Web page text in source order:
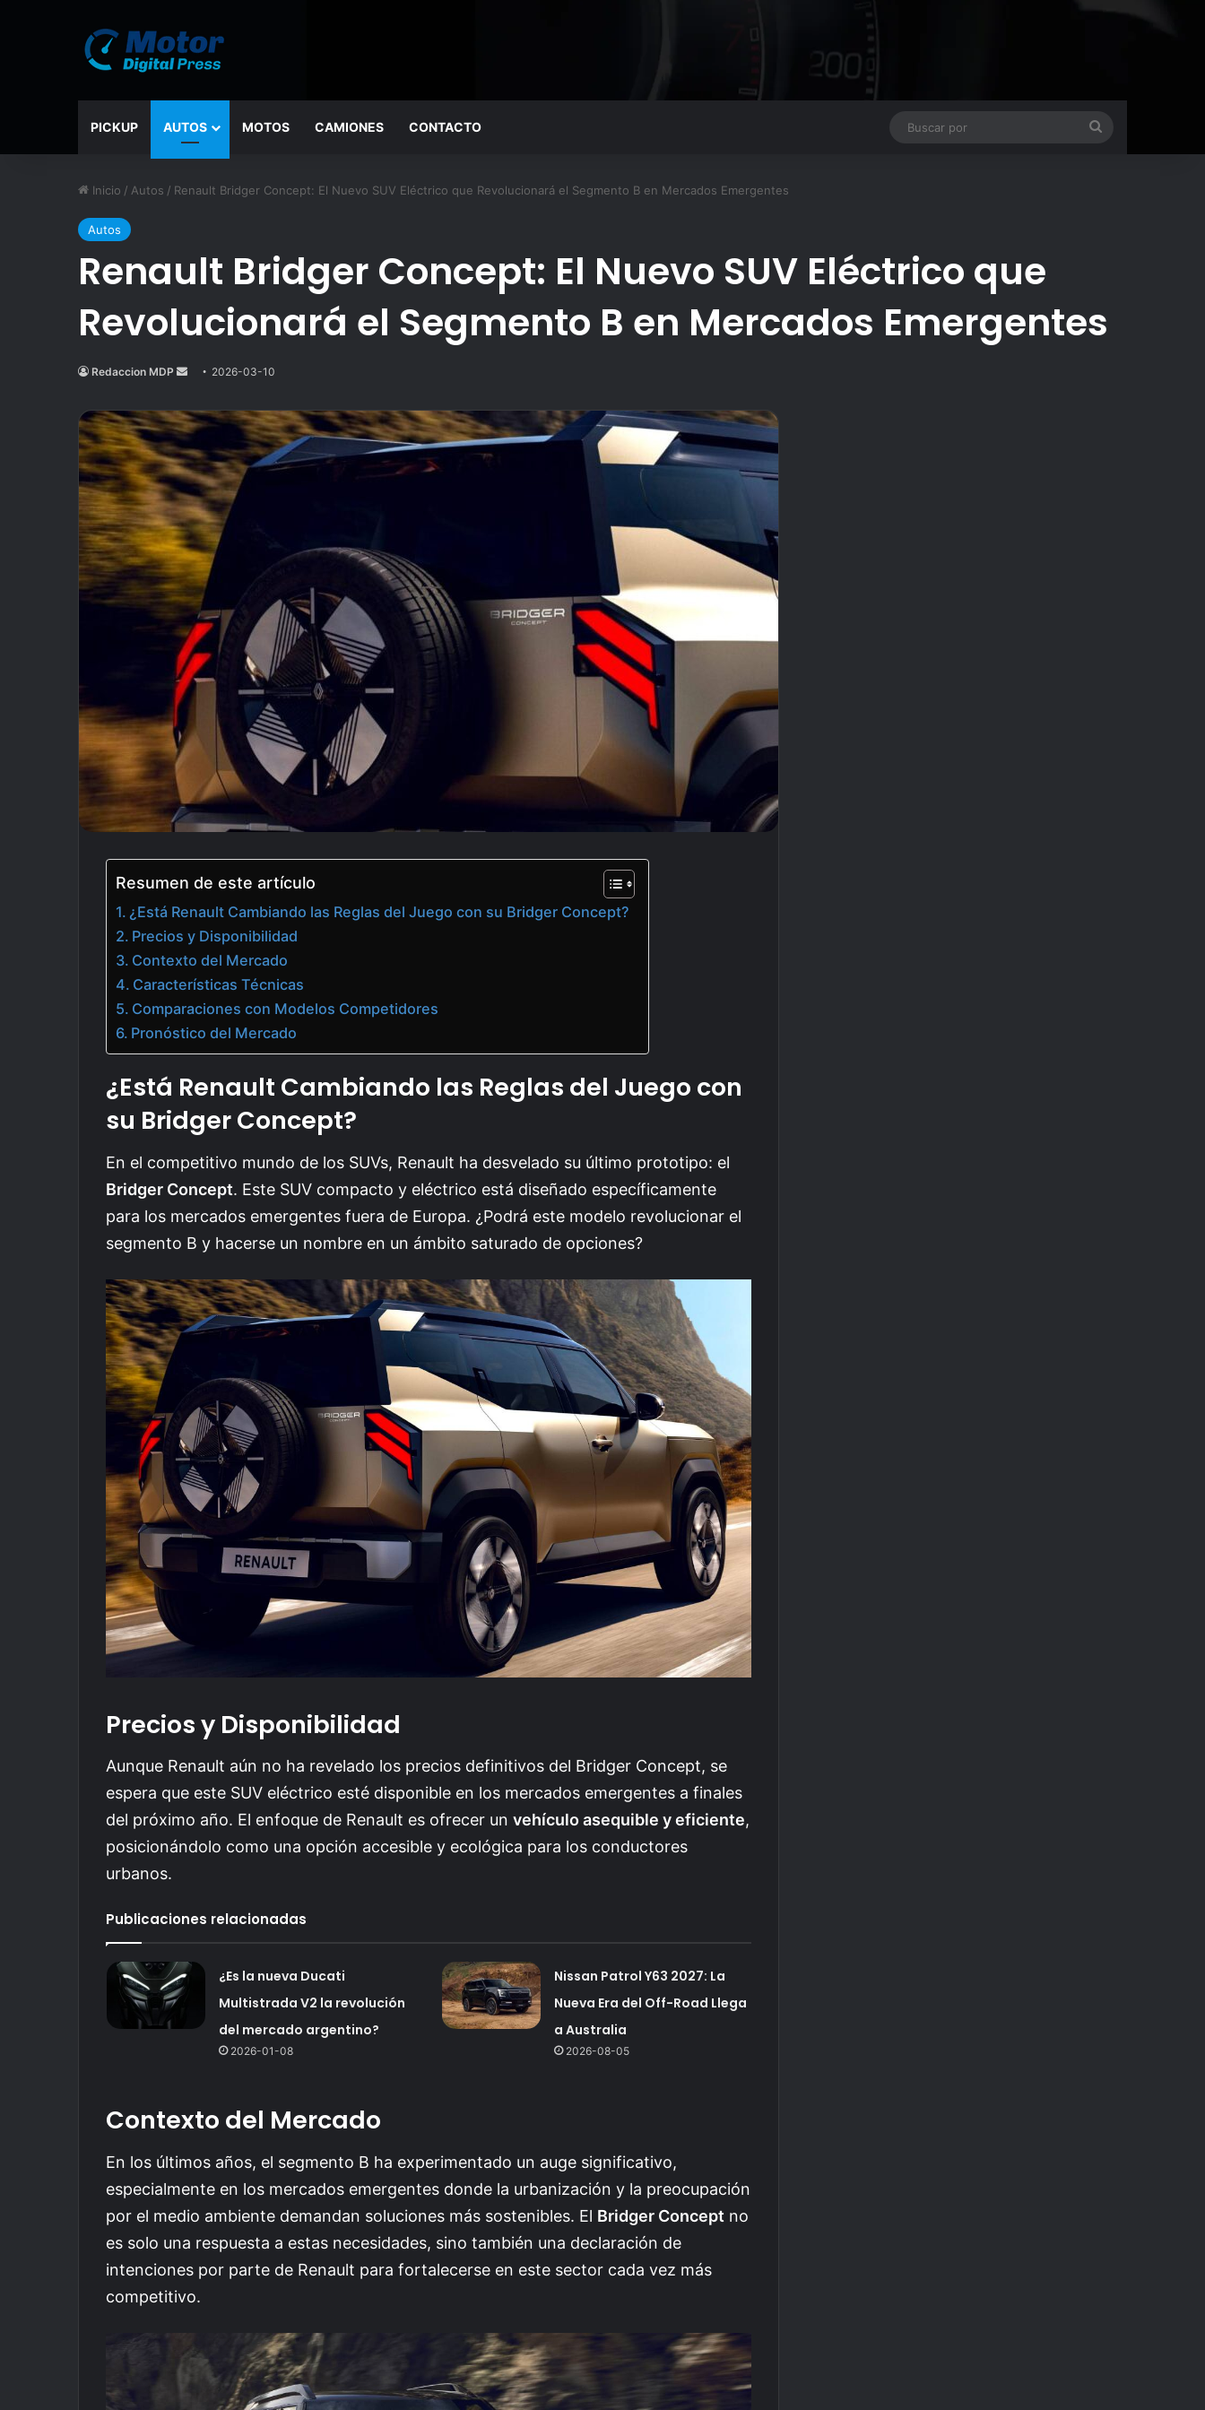
PICKUP AUTOS MOTOS CAMIONES CONTACTO
Inicio / Autos / Renault Bridger Concept: El Nuevo SUV Eléctrico que Revolucionará el Segmento B en Mercados Emergentes
Autos
Renault Bridger Concept: El Nuevo SUV Eléctrico que
Revolucionará el Segmento B en Mercados Emergentes
Redaccion MDP
Send
email
2026-03-10
Resumen de este artículo
¿Está Renault Cambiando las Reglas del Juego con su Bridger Concept?
Precios y Disponibilidad
Contexto del Mercado
Características Técnicas
Comparaciones con Modelos Competidores
Pronóstico del Mercado
¿Está Renault Cambiando las Reglas del Juego con
su Bridger Concept?
En el competitivo mundo de los SUVs, Renault ha desvelado su último prototipo: el
Bridger Concept. Este SUV compacto y eléctrico está diseñado específicamente
para los mercados emergentes fuera de Europa. ¿Podrá este modelo revolucionar el
segmento B y hacerse un nombre en un ámbito saturado de opciones?
Precios y Disponibilidad
Aunque Renault aún no ha revelado los precios definitivos del Bridger Concept, se
espera que este SUV eléctrico esté disponible en los mercados emergentes a finales
del próximo año. El enfoque de Renault es ofrecer un vehículo asequible y eficiente,
posicionándolo como una opción accesible y ecológica para los conductores
urbanos.
Publicaciones relacionadas
¿Es la nueva Ducati
Multistrada V2 la revolución
del mercado argentino?
2026-01-08
Nissan Patrol Y63 2027: La
Nueva Era del Off-Road Llega
a Australia
2026-08-05
Contexto del Mercado
En los últimos años, el segmento B ha experimentado un auge significativo,
especialmente en los mercados emergentes donde la urbanización y la preocupación
por el medio ambiente demandan soluciones más sostenibles. El Bridger Concept no
es solo una respuesta a estas necesidades, sino también una declaración de
intenciones por parte de Renault para fortalecerse en este sector cada vez más
competitivo.